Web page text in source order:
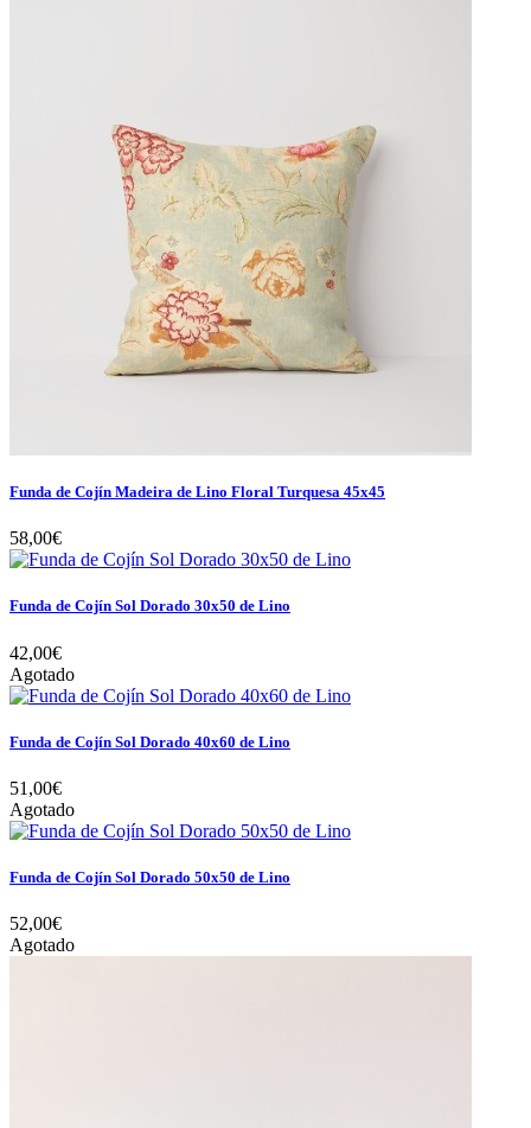
Funda de Cojín Madeira de Lino Floral Turquesa 45x45
58,00€
Funda de Cojín Sol Dorado 30x50 de Lino
42,00€
Agotado
Funda de Cojín Sol Dorado 40x60 de Lino
51,00€
Agotado
Funda de Cojín Sol Dorado 50x50 de Lino
52,00€
Agotado